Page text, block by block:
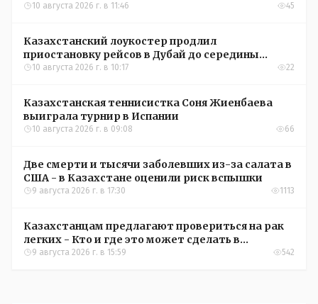
10 августа 2026 г. в 11:46 45
Казахстанский лоукостер продлил
приостановку рейсов в Дубай до середины
сентября
10 августа 2026 г. в 10:17 22
Казахстанская теннисистка Соня Жиенбаева
выиграла турнир в Испании
10 августа 2026 г. в 09:08 66
Две смерти и тысячи заболевших из-за салата в
США - в Казахстане оценили риск вспышки
9 августа 2026 г. в 17:30 1113
Казахстанцам предлагают провериться на рак
легких - Кто и где это может сделать в
Костанайской области
9 августа 2026 г. в 15:59 542